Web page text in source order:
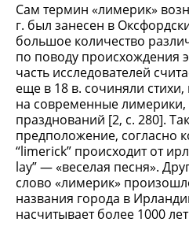
Сам термин «лимерик»
г. был занесен в
большое количество
по поводу происхождения
часть исследователей
еще в 18 в. сочиняли
на современные лимерики,
празднований [2, c. 280].
предположение, согласно
“limerick” происходит от
lay” — «веселая песня».
слово «лимерик»
названия города в
насчитывает более 1000